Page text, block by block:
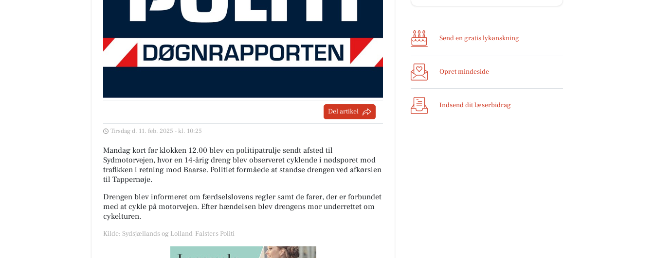
Del artikel
Tirsdag d. 11. feb. 2025 - kl. 10:25
Mandag kort før klokken 12.00 blev en politipatrulje sendt afsted til
Sydmotorvejen, hvor en 14-årig dreng blev observeret cyklende i nødsporet mod
trafikken i retning mod Baarse. Politiet formåede at standse drengen ved afkørslen
til Tappernøje.
Drengen blev informeret om færdselslovens regler samt de farer, der er forbundet
med at cykle på motorvejen. Efter hændelsen blev drengens mor underrettet om
cykelturen.
Kilde: Sydsjællands og Lolland-Falsters Politi
Send en gratis lykønskning
Opret mindeside
Indsend dit læserbidrag